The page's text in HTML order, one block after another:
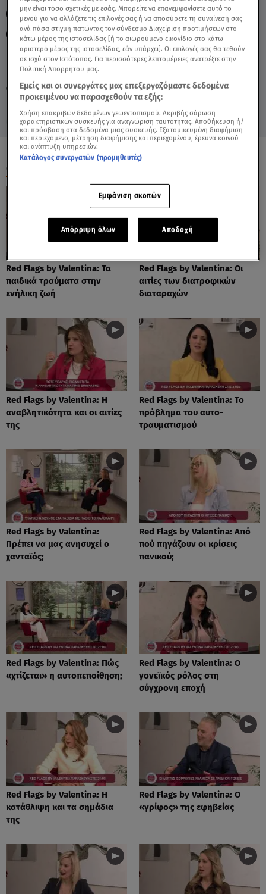
Παρασκευή 7 Αυγούστου 2026
13.06.26, 08:54 ΣΧΕΣΕΙΣ
ΨΥΧΙΚΗ ΥΓΕΙΑ
ΨΥΧΟΛΟΓΙΑ
ΔΙΑΤΡΟΦΙΚΕΣ ΔΙΑΤΑΡΑΧΕΣ
ΑΝΟΡΕΞΙΑ
ΒΟΥΛΙΜΙΑ
ΟΛΑ ΤΑ ΒΙΝΤΕΟ
Red Flags by Valentina: Τα
παιδικά τραύματα στην
ενήλικη ζωή
Red Flags by Valentina: Οι
αιτίες των διατροφικών
διαταραχών
Red Flags by Valentina: Η
αναβλητικότητα και οι αιτίες
της
Red Flags by Valentina: Το
πρόβλημα του αυτο-
τραυματισμού
Red Flags by Valentina:
Πρέπει να μας ανησυχεί ο
χανταϊός;
Red Flags by Valentina: Από
πού πηγάζουν οι κρίσεις
πανικού;
Red Flags by Valentina: Πώς
«χτίζεται» η αυτοπεποίθηση;
Red Flags by Valentina: Ο
γονεϊκός ρόλος στη
σύγχρονη εποχή
Red Flags by Valentina: Η
κατάθλιψη και τα σημάδια
της
Red Flags by Valentina: Ο
«γρίφος» της εφηβείας
μην είναι τόσο σχετικές με εσάς. Μπορείτε να επανεμφανίσετε αυτό το
μενού για να αλλάξετε τις επιλογές σας ή να αποσύρετε τη συναίνεσή σας
ανά πάσα στιγμή πατώντας τον σύνδεσμο Διαχείριση προτιμήσεων στο
κάτω μέρος της ιστοσελίδας [ή το αιωρούμενο εικονίδιο στο κάτω
αριστερό μέρος της ιστοσελίδας, εάν υπάρχει]. Οι επιλογές σας θα τεθούν
σε ισχύ στον Ιστότοπος. Για περισσότερες λεπτομέρειες ανατρέξτε στην
Πολιτική Απορρήτου μας.
Εμείς και οι συνεργάτες μας επεξεργαζόμαστε δεδομένα
προκειμένου να παρασχεθούν τα εξής:
Χρήση επακριβών δεδομένων γεωεντοπισμού. Ακριβής σάρωση
χαρακτηριστικών συσκευής για αναγνώριση ταυτότητας. Αποθήκευση ή/
και πρόσβαση στα δεδομένα μιας συσκευής. Εξατομικευμένη διαφήμιση
και περιεχόμενο, μέτρηση διαφήμισης και περιεχομένου, έρευνα κοινού
και ανάπτυξη υπηρεσιών.
Κατάλογος συνεργατών (προμηθευτές)
Εμφάνιση σκοπών
Απόρριψη όλων Αποδοχή